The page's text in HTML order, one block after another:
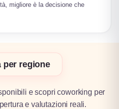
migliore è la decisione che
per regione
e scopri coworking per
e valutazioni reali.